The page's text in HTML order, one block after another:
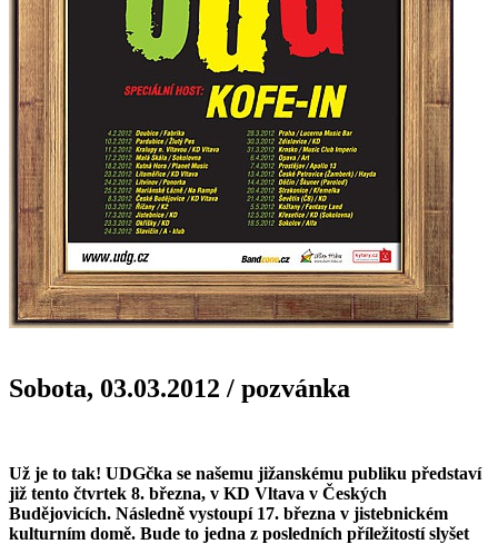
Sobota, 03.03.2012 / pozvánka
Už je to tak! UDGčka se našemu jižanskému publiku představí
již tento čtvrtek 8. března, v KD Vltava v Českých
Budějovicích. Následně vystoupí 17. března v jistebnickém
kulturním domě. Bude to jedna z posledních příležitostí slyšet